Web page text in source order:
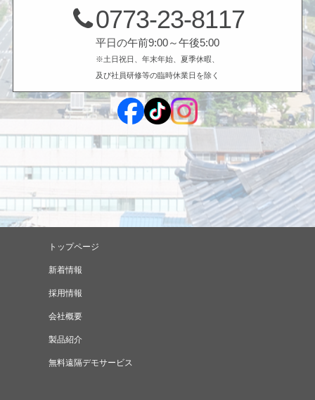
0773-23-8117
平日の午前9:00～午後5:00
※土日祝日、年末年始、夏季休暇、
及び社員研修等の臨時休業日を除く
トップページ
新着情報
採用情報
会社概要
製品紹介
無料遠隔デモサービス